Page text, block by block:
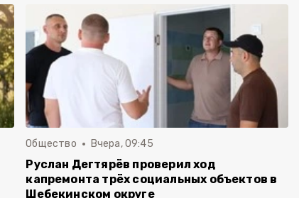
Общество Вчера, 09:45
Руслан Дегтярёв проверил ход
капремонта трёх социальных объектов в
Шебекинском округе